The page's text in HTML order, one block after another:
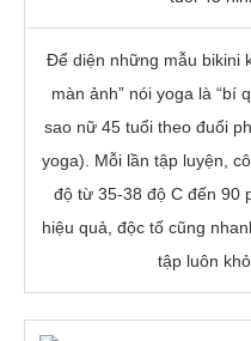
Để diện những mẫu bikini
màn ảnh” nói yoga là “bí
sao nữ 45 tuổi theo đuổi
yoga). Mỗi lần tập luyện,
độ từ 35-38 độ C đến 90
hiệu quả, độc tố cũng
tập luôn